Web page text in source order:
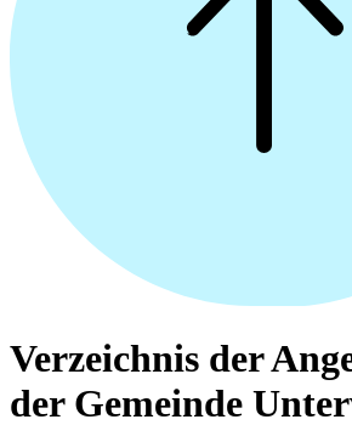
Verzeichnis der
der Gemeinde